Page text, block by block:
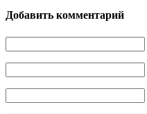
Добавить комментарий